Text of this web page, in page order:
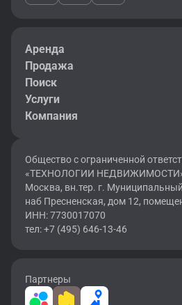
Аренда
Продажа
Поиск
Услуги
Компания
Общество с ограниченной
«ТЕХНОЛОГИИ НЕДВИЖИМОСТИ»
Москва, вн.тер. г.
наб Пресненская, дом 12,
ИНН: 7730017070
тел: +7 (495) 646-13-46
Партнеры